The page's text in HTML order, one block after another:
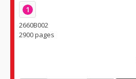
1
2660B002
2900 pages